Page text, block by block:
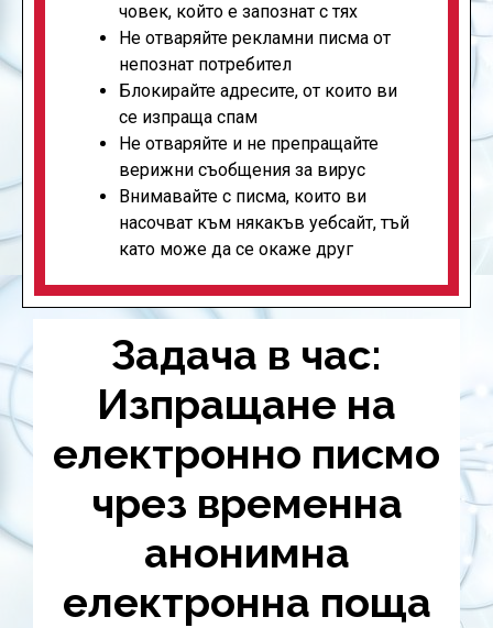
човек, който е запознат с тях
Не отваряйте рекламни писма от
непознат потребител
Блокирайте адресите, от които ви
се изпраща спам
Не отваряйте и не препращайте
верижни съобщения за вирус
Внимавайте с писма, които ви
насочват към някакъв уебсайт, тъй
като може да се окаже друг
Задача в час:
Изпращане на
електронно писмо
чрез временна
анонимна
електронна поща